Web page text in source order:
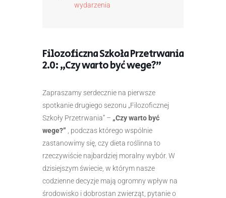
wydarzenia
Filozoficzna Szkoła Przetrwania
2.0: „Czy warto być wege?”
Zapraszamy serdecznie na pierwsze
spotkanie drugiego sezonu „Filozoficznej
Szkoły Przetrwania” – „Czy warto być
wege?” , podczas którego wspólnie
zastanowimy się, czy dieta roślinna to
rzeczywiście najbardziej moralny wybór. W
dzisiejszym świecie, w którym nasze
codzienne decyzje mają ogromny wpływ na
środowisko i dobrostan zwierząt, pytanie o